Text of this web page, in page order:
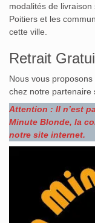
modalités de
Poitiers et les
cette ville.
Retrait
Nous vous
chez notre partenaire
Attention : Il n’est
Minute Blonde, la
notre site internet.